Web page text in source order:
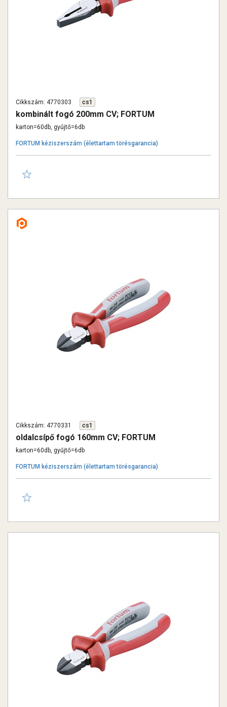
Cikkszám: 4770303 cs1
kombinált fogó 200mm CV; FORTUM
karton=60db, gyűjtő=6db
FORTUM kéziszerszám (élettartam törésgarancia)
Cikkszám: 4770331 cs1
oldalcsípő fogó 160mm CV; FORTUM
karton=60db, gyűjtő=6db
FORTUM kéziszerszám (élettartam törésgarancia)